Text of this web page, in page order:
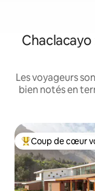
Chaclacayo
Les voyageurs
bien notés en
Coups de cœur
Coup de cœur